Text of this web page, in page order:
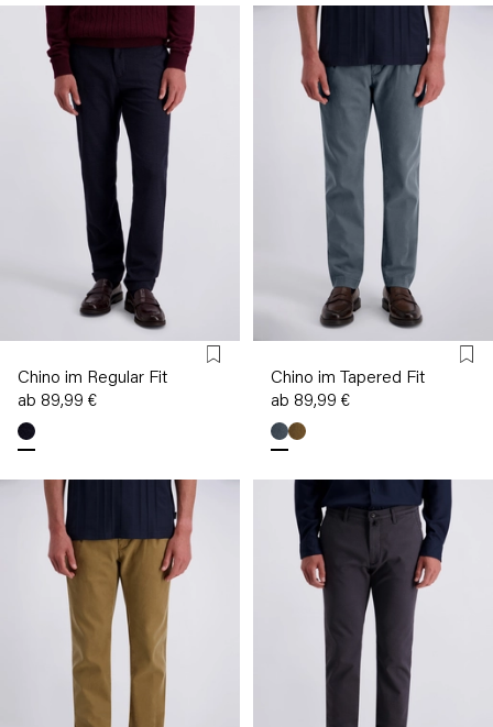
Chino im Regular Fit
ab 89,99 €
Chino im Tapered Fit
ab 89,99 €